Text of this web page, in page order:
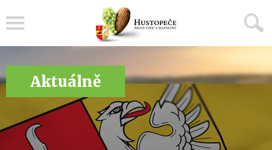
Aktuálně